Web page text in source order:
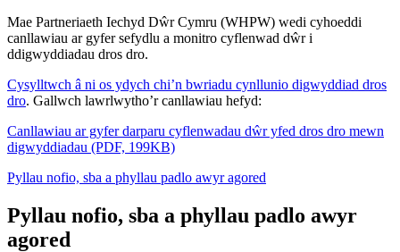
Mae Partneriaeth Iechyd Dŵr Cymru (WHPW) wedi cyhoeddi
canllawiau ar gyfer sefydlu a monitro cyflenwad dŵr i
ddigwyddiadau dros dro.
Cysylltwch â ni os ydych chi’n bwriadu cynllunio digwyddiad dros
dro. Gallwch lawrlwytho’r canllawiau hefyd:
Canllawiau ar gyfer darparu cyflenwadau dŵr yfed dros dro mewn
digwyddiadau (PDF, 199KB)
Pyllau nofio, sba a phyllau padlo awyr agored
Pyllau nofio, sba a phyllau padlo awyr
agored